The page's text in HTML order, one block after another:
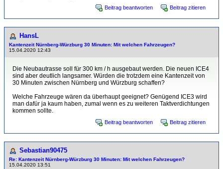
Beitrag beantworten Beitrag zitieren
HansL
Kantenzeit Nürnberg-Würzburg 30 Minuten: Mit welchen Fahrzeugen?
15.04.2020 12:43
Die Neubautrasse soll für 300 km / h ausgebaut werden. Die neuen ICE4
sind aber deutlich langsamer. Würden die trotzdem eine Kantenzeit von
30 Minuten zwischen Nürnberg und Würzburg schaffen?
Welche Fahrzeuge wären da überhaupt geeignet? Genügend ICE3 wird
man dafür ja kaum haben, zumal wenn es zu weiteren Taktverdichtungen
kommen sollte.
Beitrag beantworten Beitrag zitieren
Sebastian90475
Re: Kantenzeit Nürnberg-Würzburg 30 Minuten: Mit welchen Fahrzeugen?
15.04.2020 13:51